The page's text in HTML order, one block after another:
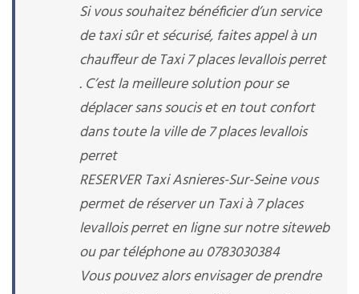
Si vous souhaitez bénéficier d’un service
de taxi sûr et sécurisé, faites appel à un
chauffeur de Taxi 7 places levallois perret
. C’est la meilleure solution pour se
déplacer sans soucis et en tout confort
dans toute la ville de 7 places levallois
perret
RESERVER Taxi Asnieres-Sur-Seine vous
permet de réserver un Taxi à 7 places
levallois perret en ligne sur notre siteweb
ou par téléphone au 0783030384
Vous pouvez alors envisager de prendre